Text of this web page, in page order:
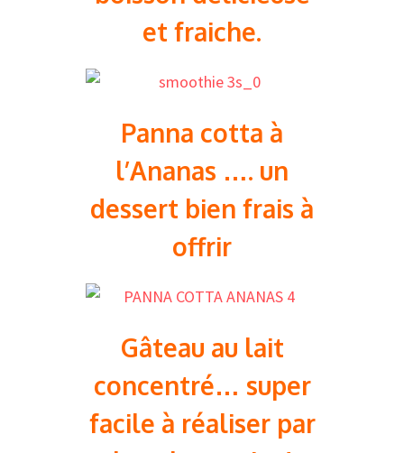
et fraiche.
Panna cotta à
l’Ananas …. un
dessert bien frais à
offrir
Gâteau au lait
concentré… super
facile à réaliser par